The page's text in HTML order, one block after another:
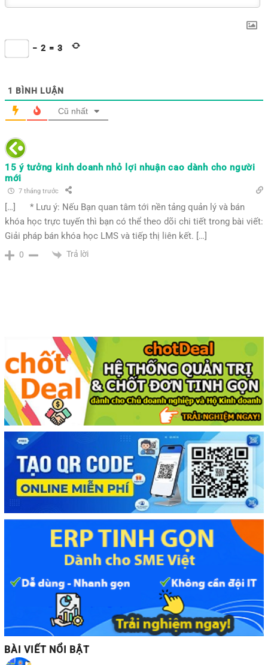
− 2 = 3
1 BÌNH LUẬN
Cũ nhất
15 ý tưởng kinh doanh nhỏ lợi nhuận cao dành cho người
mới
7 tháng trước
[…] * Lưu ý: Nếu Bạn quan tâm tới nền tảng quản lý và bán
khóa học trực tuyến thì bạn có thể theo dõi chi tiết trong bài viết:
Giải pháp bán khóa học LMS và tiếp thị liên kết. […]
0 Trả lời
BÀI VIẾT NỔI BẬT